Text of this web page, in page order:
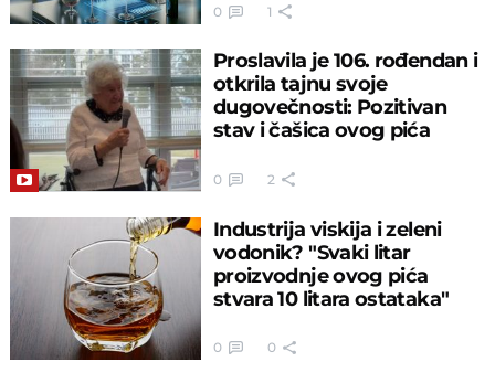
0 1
Proslavila je 106. rođendan i
otkrila tajnu svoje
dugovečnosti: Pozitivan
stav i čašica ovog pića
0 2
Industrija viskija i zeleni
vodonik? "Svaki litar
proizvodnje ovog pića
stvara 10 litara ostataka"
0 0